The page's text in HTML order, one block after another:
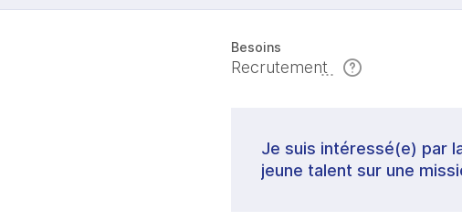
Besoins
Recrutement
Je suis intéressé(e) par
jeune talent sur une